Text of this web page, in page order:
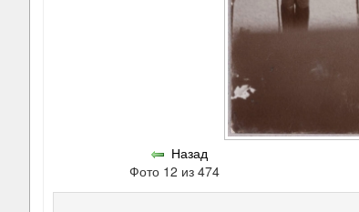
Назад
Фото 12 из 474